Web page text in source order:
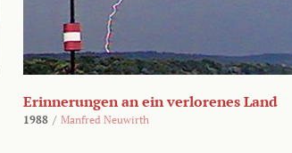
Erinnerungen an ein verlorenes Land
1988 / Manfred Neuwirth